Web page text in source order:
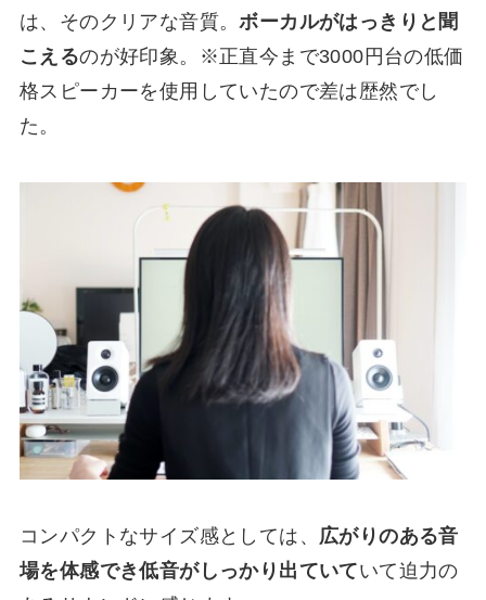
は、そのクリアな音質。ボーカルがはっきりと聞
こえるのが好印象。※正直今まで3000円台の低価
格スピーカーを使用していたので差は歴然でし
た。
コンパクトなサイズ感としては、
広がりのある音
場を体感でき低音がしっかり出ていていて迫力の